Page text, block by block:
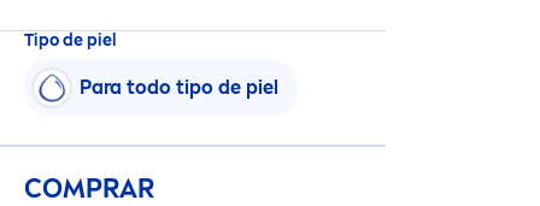
Tipo de piel
Para todo tipo de piel
COMPRAR